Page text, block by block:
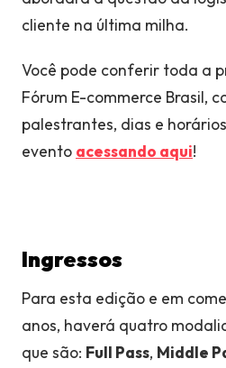
cliente na última milha.
Você pode conferir toda a
Fórum E-commerce Brasil,
palestrantes, dias e
evento acessando aqui!
Ingressos
Para esta edição e em
anos, haverá quatro
que são: Full Pass, Middle